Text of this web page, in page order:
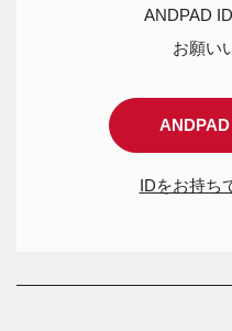
ANDPAD
お願い
IDをお持ち